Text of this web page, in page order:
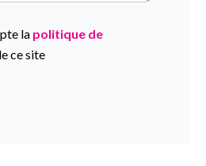
la politique de
ce site